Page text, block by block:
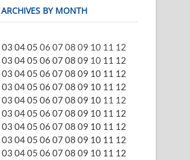
ARCHIVES BY MONTH
03 0405 06 07 08 09 10 11 12
03 0405 06 07 08 09 10 11 12
03 0405 06 07 08 09 10 11 12
03 0405 06 07 08 09 10 11 12
03 0405 06 07 08 09 10 11 12
03 0405 06 07 08 09 10 11 12
03 0405 06 07 08 09 10 11 12
03 0405 06 07 08 09 10 11 12
03 0405 06 07 08 09 10 11 12